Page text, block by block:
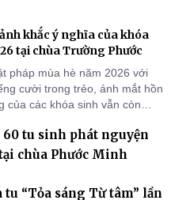
khắc ý nghĩa của khóa
tại chùa Trường Phước
pháp mùa hè năm 2026 với
cười trong trẻo, ánh mắt hồn
của các khóa sinh vẫn còn
nhưng đã trở thành hành
thiện l
60 tu sinh phát nguyện
chùa Phước Minh
“Tỏa sáng Từ tâm” lần